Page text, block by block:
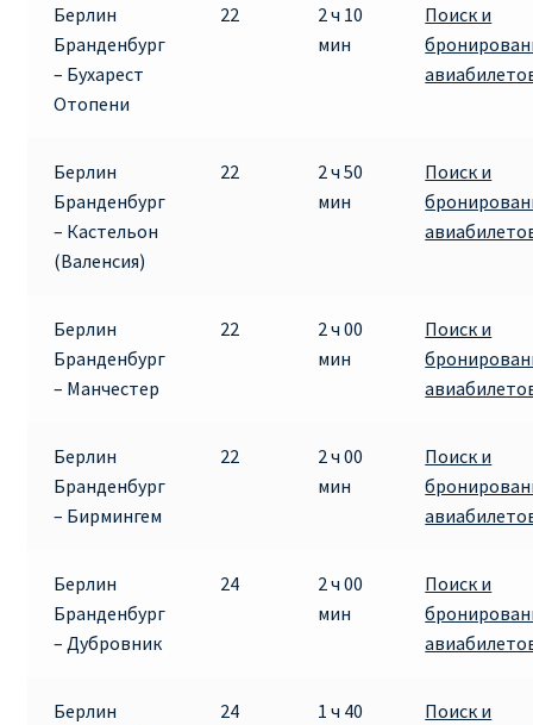
ПРАВИЛА RYANAIR В АЭРОПОРТУ И НА БОРТУ
ПРАВИЛА ПРОВОЗА БАГАЖА RYANAIR
ПУТЕШЕСТВИЕ С ДЕТЬМИ И МЛАДЕНЦАМИ
РЕЙСАМИ RYANAIR
РЕГИСТРАЦИЯ НА РЕЙС И ДОКУМЕНТЫ ДЛЯ
Информация по бронированию билетов Ryanair
Кипр
Милан
Берлин
Бранденбург
– Бухарест
Отопени
22
2 ч 10
мин
Поиск и
Берлин
Бранденбург
– Кастельон
(Валенсия)
22
2 ч 50
мин
Поиск и
Берлин
Бранденбург
– Манчестер
22
2 ч 00
мин
Поиск и
Берлин
Бранденбург
– Бирмингем
22
2 ч 00
мин
Поиск и
Берлин
Бранденбург
– Дубровник
24
2 ч 00
мин
Поиск и
Берлин
24
1 ч 40
Поиск и